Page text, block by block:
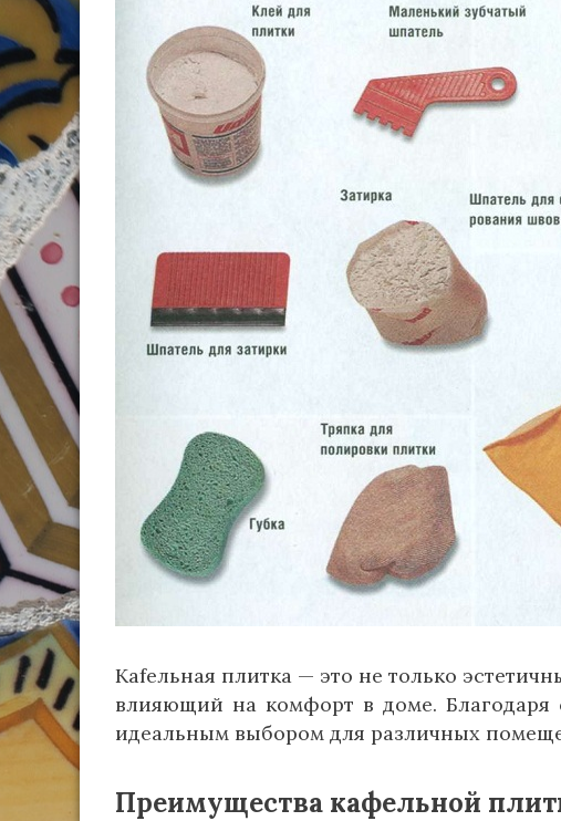
Кafельная плитка — это не только
влияющий на комфорт в доме. Благодаря
идеальным выбором для различных
Преимущества кафельной